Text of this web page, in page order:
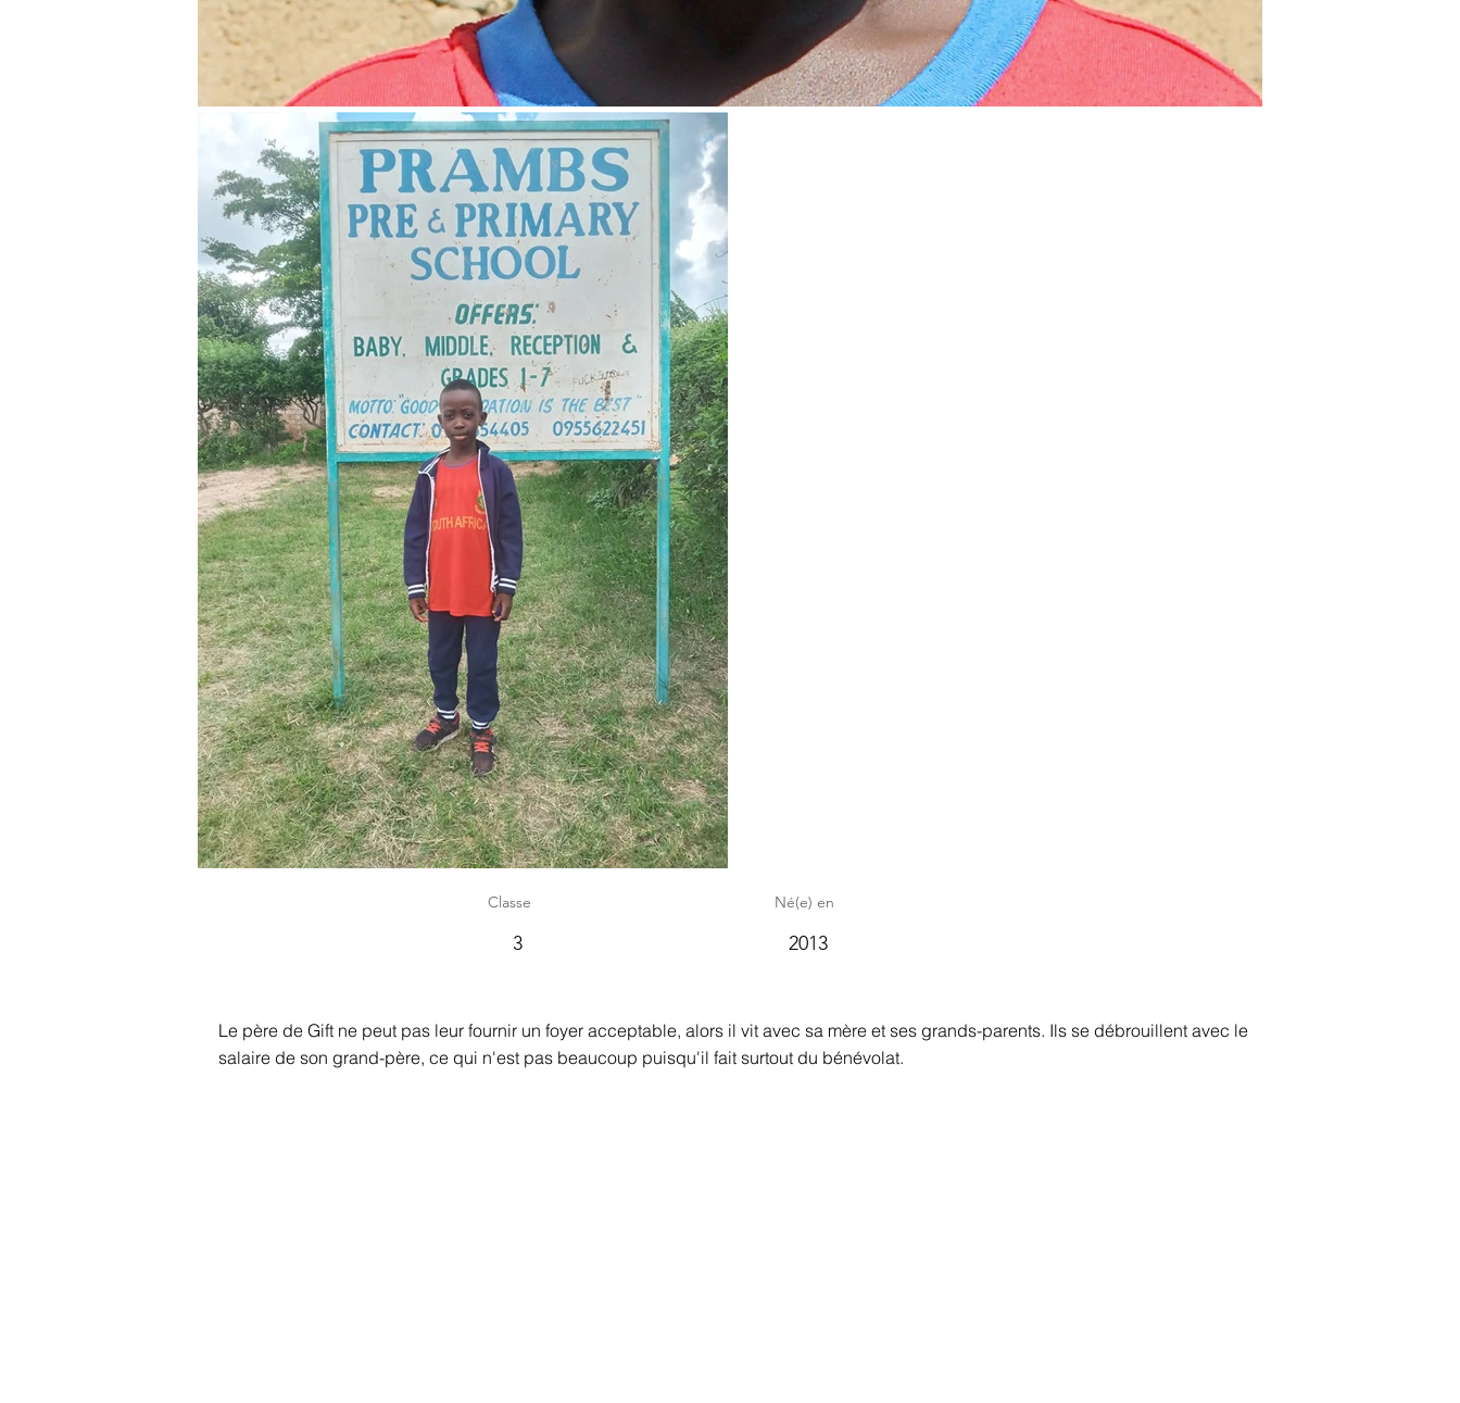
Classe
3
Né(e) en
2013
Le père de Gift ne peut pas leur fournir un foyer acceptable, alors il vit avec sa mère et ses grands-parents. Ils se débrouillent avec le
salaire de son grand-père, ce qui n'est pas beaucoup puisqu'il fait surtout du bénévolat.